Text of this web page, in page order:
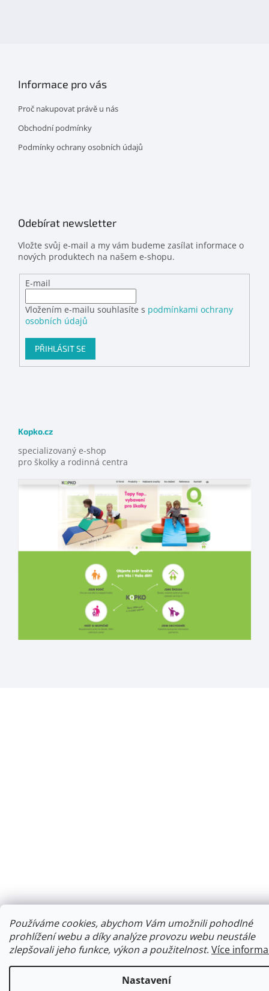
Používáme cookies, abychom Vám umožnili pohodlné
prohlížení webu a díky analýze provozu webu neustále
zlepšovali jeho funkce, výkon a použitelnost. Více
Nastavení
Informace pro vás
Proč nakupovat právě u nás
Obchodní podmínky
Podmínky ochrany osobních údajů
Odebírat newsletter
Vložte svůj e-mail a my vám budeme zasílat informace o
nových produktech na našem e-shopu.
E-mail
Vložením e-mailu souhlasíte s podmínkami ochrany
osobních údajů
PŘIHLÁSIT SE
Kopko.cz
specializovaný e-shop
pro školky a rodinná centra